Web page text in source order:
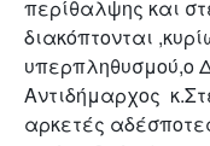
περίθαλψης και
διακόπτονται
υπερπληθυσμού,ο
Αντιδήμαρχος
αρκετές